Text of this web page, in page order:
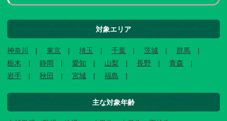
対象エリア
神奈川 東京 埼玉 千葉 茨城
群馬
栃木
静岡 愛知 山梨 長野
青森
岩手
秋田 宮城 福島
主な対象年齢